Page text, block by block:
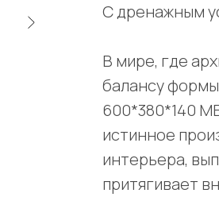
С дренажным
В мире, где
балансу
600*380*140
истинное
интерьера,
притягивает